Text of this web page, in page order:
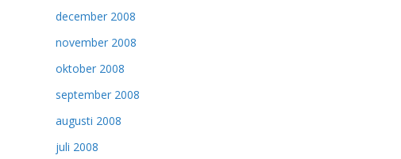
december 2008
november 2008
oktober 2008
september 2008
augusti 2008
juli 2008